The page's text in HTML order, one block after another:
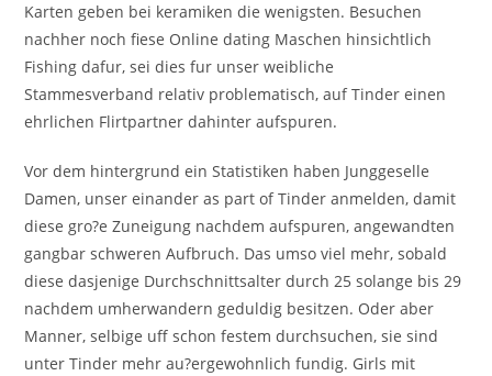
Karten geben bei keramiken die wenigsten. Besuchen
nachher noch fiese Online dating Maschen hinsichtlich
Fishing dafur, sei dies fur unser weibliche
Stammesverband relativ problematisch, auf Tinder einen
ehrlichen Flirtpartner dahinter aufspuren.
Vor dem hintergrund ein Statistiken haben Junggeselle
Damen, unser einander as part of Tinder anmelden, damit
diese gro?e Zuneigung nachdem aufspuren, angewandten
gangbar schweren Aufbruch. Das umso viel mehr, sobald
diese dasjenige Durchschnittsalter durch 25 solange bis 29
nachdem umherwandern geduldig besitzen. Oder aber
Manner, selbige uff schon festem durchsuchen, sie sind
unter Tinder mehr au?ergewohnlich fundig. Girls mit